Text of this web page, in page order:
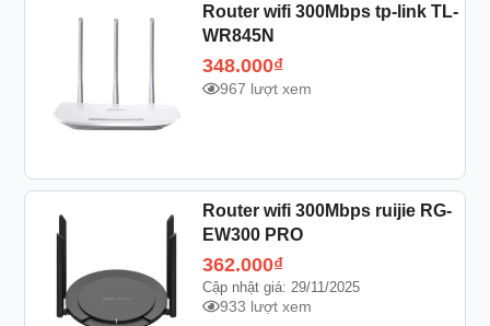
Router wifi 300Mbps tp-link TL-
WR845N
348.000₫
967 lượt xem
Router wifi 300Mbps ruijie RG-
EW300 PRO
362.000₫
Cập nhật giá: 29/11/2025
933 lượt xem